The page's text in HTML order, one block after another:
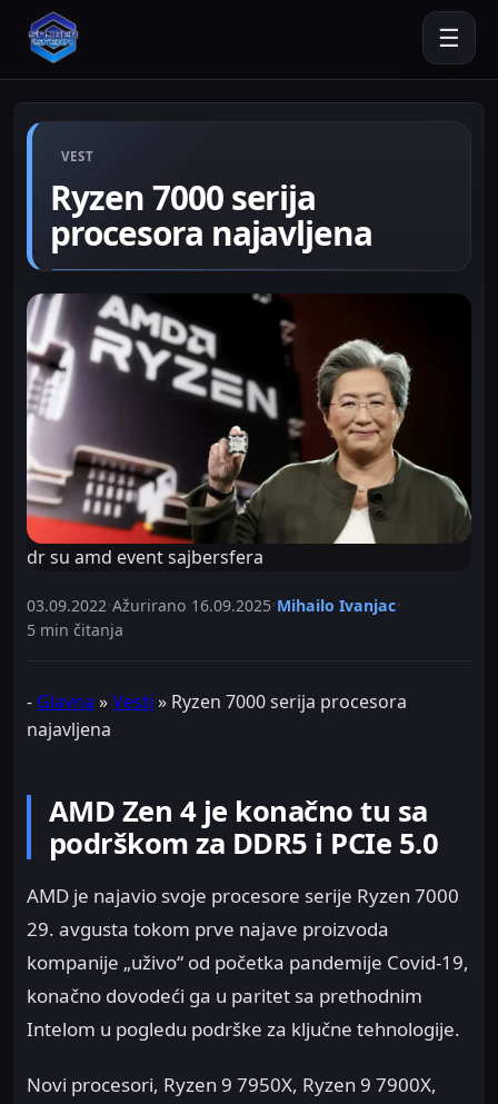
☰
VEST
Ryzen 7000 serija
procesora najavljena
dr su amd event sajbersfera
03.09.2022 Ažurirano 16.09.2025 Mihailo Ivanjac
5 min čitanja
- Glavna »Vesti » Ryzen 7000 serija procesora
najavljena
AMD Zen 4 je konačno tu sa
podrškom za DDR5 i PCIe 5.0
AMD je najavio svoje procesore serije Ryzen 7000
29. avgusta tokom prve najave proizvoda
kompanije „uživo“ od početka pandemije Covid-19,
konačno dovodeći ga u paritet sa prethodnim
Intelom u pogledu podrške za ključne tehnologije.
Novi procesori, Ryzen 9 7950X, Ryzen 9 7900X,